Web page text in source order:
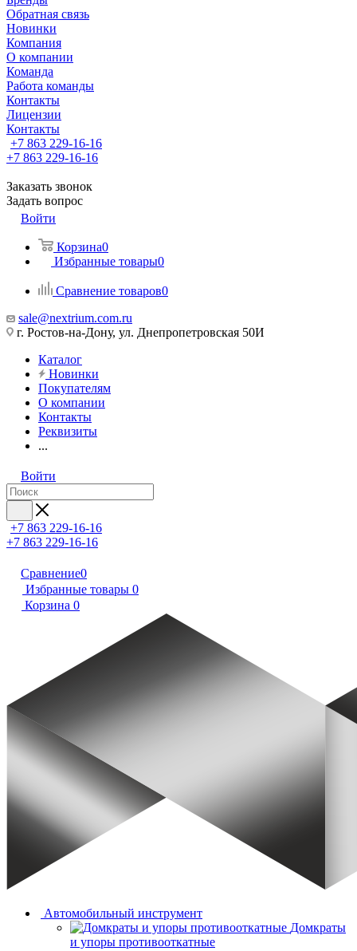
Обратная связь
Новинки
Компания
О компании
Команда
Работа команды
Контакты
Лицензии
Контакты
+7 863 229-16-16
+7 863 229-16-16
Заказать звонок
Задать вопрос
Войти
Корзина0
Избранные товары0
Сравнение товаров0
sale@nextrium.com.ru
г. Ростов-на-Дону, ул. Днепропетровская 50И
Каталог
Новинки
Покупателям
О компании
Контакты
Реквизиты
...
Войти
+7 863 229-16-16
+7 863 229-16-16
Сравнение0
Избранные товары 0
Корзина 0
Автомобильный инструмент
Домкраты
и упоры противооткатные